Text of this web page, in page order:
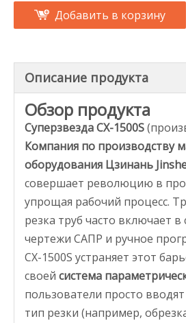
Добавить в корзину
Описание продукта
Обзор продукта
Суперзвезда CX-1500S
Компания по производству
оборудования Цзинань
совершает революцию в
упрощая рабочий процесс.
резка труб часто включает в
чертежи САПР и ручное
CX-1500S устраняет этот
своей система
пользователи просто
тип резки (например,